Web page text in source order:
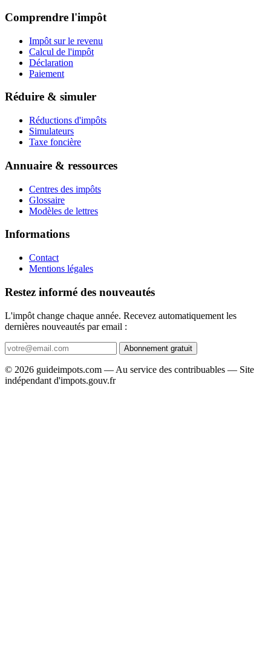
Comprendre l'impôt
Impôt sur le revenu
Calcul de l'impôt
Déclaration
Paiement
Réduire & simuler
Réductions d'impôts
Simulateurs
Taxe foncière
Annuaire & ressources
Centres des impôts
Glossaire
Modèles de lettres
Informations
Contact
Mentions légales
Restez informé des nouveautés
L'impôt change chaque année. Recevez automatiquement les
dernières nouveautés par email :
Abonnement gratuit
© 2026 guideimpots.com — Au service des contribuables — Site
indépendant d'impots.gouv.fr